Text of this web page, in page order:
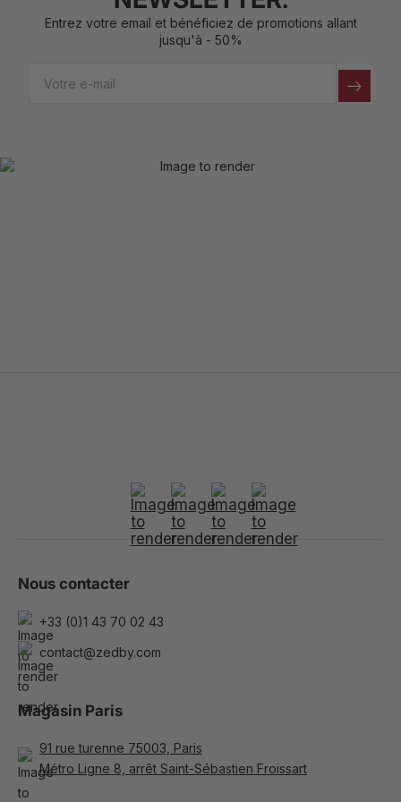
Entrez votre email et bénéficiez de promotions allant
jusqu'à - 50%
Nous contacter
+33 (0)1 43 70 02 43
contact@zedby.com
Magasin Paris
91 rue turenne 75003, Paris
Métro Ligne 8, arrêt Saint-Sébastien Froissart